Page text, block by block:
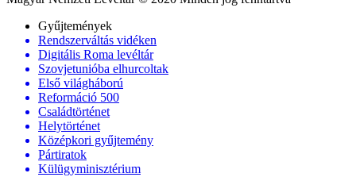
Gyűjtemények
Rendszerváltás vidéken
Digitális Roma levéltár
Szovjetunióba elhurcoltak
Első világháború
Reformáció 500
Családtörténet
Helytörténet
Középkori gyűjtemény
Pártiratok
Külügyminisztérium